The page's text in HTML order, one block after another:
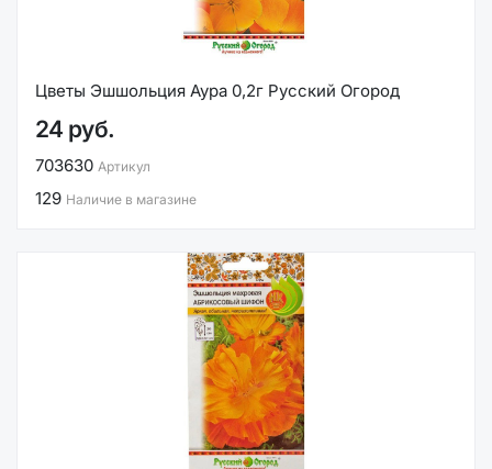
Цветы Эшшольция Аура 0,2г Русский Огород
24 руб.
703630 Артикул
129 Наличие в магазине